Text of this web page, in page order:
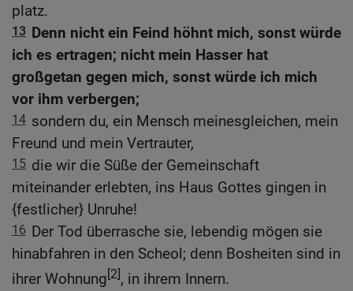
platz.
13 Denn nicht ein Feind höhnt mich, sonst würde
ich es ertragen; nicht mein Hasser hat
großgetan gegen mich, sonst würde ich mich
vor ihm verbergen;
14 sondern du, ein Mensch meinesgleichen, mein
Freund und mein Vertrauter,
15 die wir die Süße der Gemeinschaft
miteinander erlebten, ins Haus Gottes gingen in
{festlicher} Unruhe!
16 Der Tod überrasche sie, lebendig mögen sie
hinabfahren in den Scheol; denn Bosheiten sind in
ihrer Wohnung[2], in ihrem Innern.